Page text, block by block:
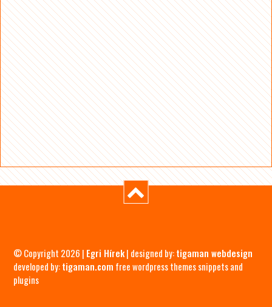
© Copyright 2026 | Egri Hírek| designed by:tigaman webdesign
developed by:tigaman.com free wordpress themes snippets and
plugins